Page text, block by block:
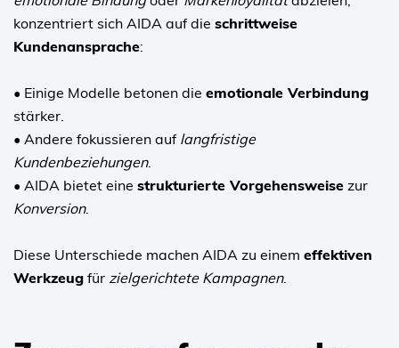
konzentriert sich AIDA auf die schrittweise
Kundenansprache:
• Einige Modelle betonen die emotionale Verbindung
stärker.
• Andere fokussieren auf langfristige
Kundenbeziehungen.
• AIDA bietet eine strukturierte Vorgehensweise zur
Konversion.
Diese Unterschiede machen AIDA zu einem effektiven
Werkzeug für zielgerichtete Kampagnen.